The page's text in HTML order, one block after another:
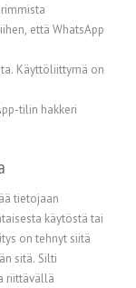
että WhatsApp
Käyttöliittymä on
tilin hakkeri
tietojaan
käytöstä tai
on tehnyt siitä
sitä. Silti
riittävällä